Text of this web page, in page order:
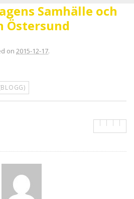
Samhälle och
Östersund
on 2015-12-17.